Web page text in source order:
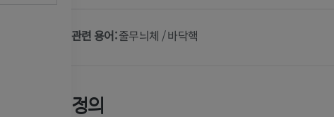
관련 용어:줄무늬체 / 바닥핵
정의